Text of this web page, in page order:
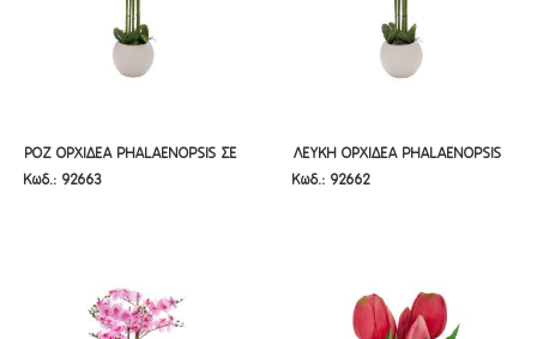
ΡΟΖ ΟΡΧΙΔΕΑ PHALAENOPSIS ΣΕ
ΕΚΡΟΥ ΚΕΡΑΜΙΚΟ ΚΑΣΠΩ 160ΕΚ
ΡΟΖ ΟΡΧΙΔΕΑ PHALAENOPSIS ΣΕ
ΕΚΡΟΥ ΚΕΡΑΜΙΚΟ ΚΑΣΠΩ 160ΕΚ
Κωδ.: 92663
ΛΕΥΚΗ ΟΡΧΙΔΕΑ PHALAENOPSIS
ΣΕ ΕΚΡΟΥ ΚΕΡΑΜΙΚΟ ΚΑΣΠΩ
ΛΕΥΚΗ ΟΡΧΙΔΕΑ PHALAENOPSIS
ΣΕ ΕΚΡΟΥ ΚΕΡΑΜΙΚΟ ΚΑΣΠΩ
Κωδ.: 92662